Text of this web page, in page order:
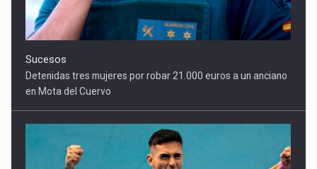
Deportes
Alberto Calero vuela en Alicante y conquista los 100 metros